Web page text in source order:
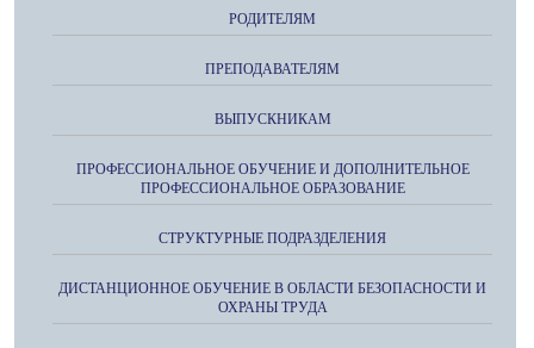
РОДИТЕЛЯМ
ПРЕПОДАВАТЕЛЯМ
ВЫПУСКНИКАМ
ПРОФЕССИОНАЛЬНОЕ ОБУЧЕНИЕ И ДОПОЛНИТЕЛЬНОЕ
ПРОФЕССИОНАЛЬНОЕ ОБРАЗОВАНИЕ
СТРУКТУРНЫЕ ПОДРАЗДЕЛЕНИЯ
ДИСТАНЦИОННОЕ ОБУЧЕНИЕ В ОБЛАСТИ БЕЗОПАСНОСТИ И
ОХРАНЫ ТРУДА